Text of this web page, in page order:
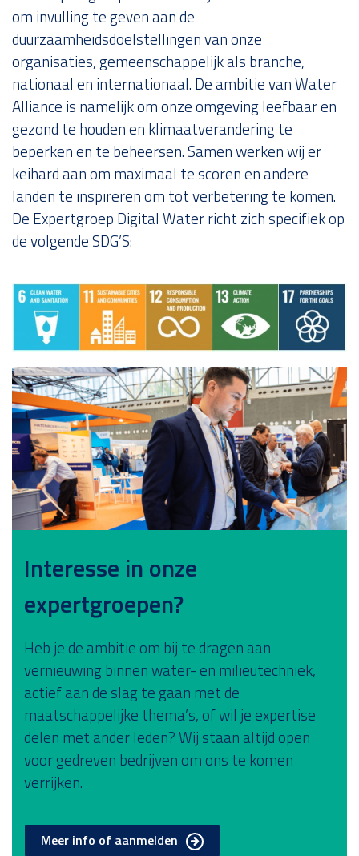
om invulling te geven aan de
duurzaamheidsdoelstellingen van onze
organisaties, gemeenschappelijk als branche,
nationaal en internationaal. De ambitie van Water
Alliance is namelijk om onze omgeving leefbaar en
gezond te houden en klimaatverandering te
beperken en te beheersen. Samen werken wij er
keihard aan om maximaal te scoren en andere
landen te inspireren om tot verbetering te komen.
De Expertgroep Digital Water richt zich specifiek op
de volgende SDG’S:
Interesse in onze
expertgroepen?
Heb je de ambitie om bij te dragen aan
vernieuwing binnen water- en milieutechniek,
actief aan de slag te gaan met de
maatschappelijke thema’s, of wil je expertise
delen met ander leden? Wij staan altijd open
voor gedreven bedrijven om ons te komen
verrijken.
Meer info of aanmelden